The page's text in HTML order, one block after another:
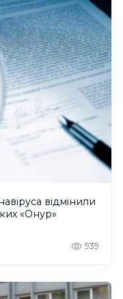
відмінили
«Онур»
939